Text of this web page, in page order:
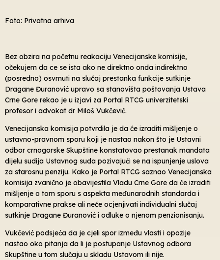
Foto: Privatna arhiva
Bez obzira na početnu reakaciju Venecijanske komisije,
očekujem da ce se ista ako ne direktno onda indirektno
(posredno) osvrnuti na slučaj prestanka funkcije sutkinje
Dragane Đuranović upravo sa stanovišta poštovanja Ustava
Crne Gore rekao je u izjavi za Portal RTCG univerzitetski
profesor i advokat dr Miloš Vukčević.
Venecijanska komisija potvrdila je da će izraditi mišljenje o
ustavno-pravnom sporu koji je nastao nakon što je Ustavni
odbor crnogorske Skupštine konstatovao prestanak mandata
dijelu sudija Ustavnog suda pozivajući se na ispunjenje uslova
za starosnu penziju. Kako je Portal RTCG saznao Venecijanska
komisija zvanično je obavijestila Vladu Crne Gore da će izraditi
mišljenje o tom sporu s aspekta međunarodnih standarda i
komparativne prakse ali neće ocjenjivati individualni slučaj
sutkinje Dragane Đuranović i odluke o njenom penzionisanju.
Vukčević podsjeća da je cjeli spor između vlasti i opozije
nastao oko pitanja da li je postupanje Ustavnog odbora
Skupštine u tom slučaju u skladu Ustavom ili nije.